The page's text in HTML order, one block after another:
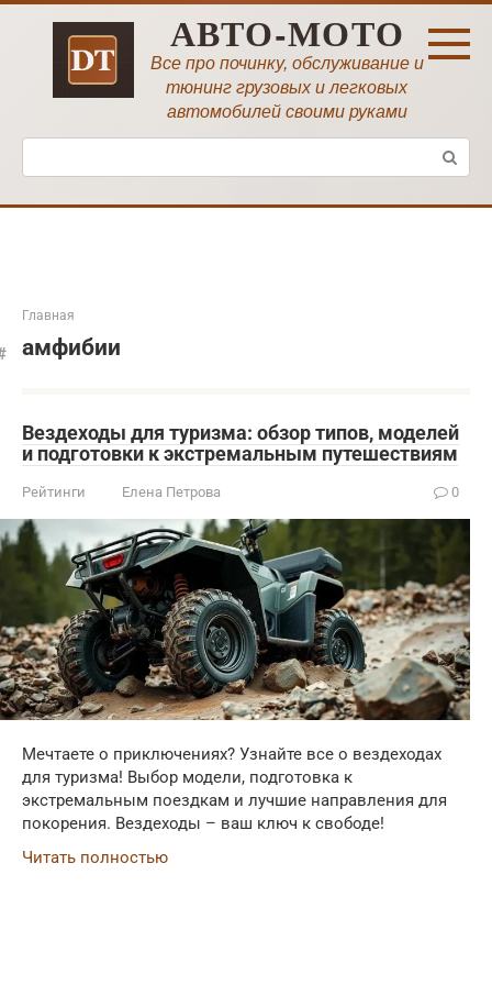
Перейти
АВТО-МОТО
Все про починку, обслуживание и
тюнинг грузовых и легковых
автомобилей своими руками
Поиск:
Главная
амфибии
Вездеходы для туризма: обзор типов, моделей
и подготовки к экстремальным путешествиям
Рейтинги Елена Петрова 0
Мечтаете о приключениях? Узнайте все о вездеходах
для туризма! Выбор модели, подготовка к
экстремальным поездкам и лучшие направления для
покорения. Вездеходы – ваш ключ к свободе!
Читать полностью